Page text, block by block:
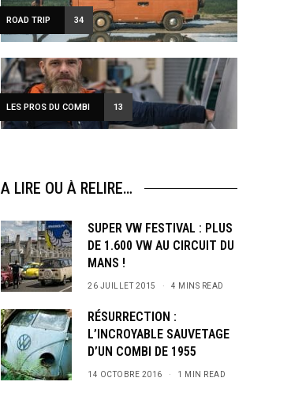
ROAD TRIP 34
LES PROS DU COMBI 13
A LIRE OU À RELIRE…
SUPER VW FESTIVAL : PLUS
DE 1.600 VW AU CIRCUIT DU
MANS !
26 JUILLET 2015 4 MINS READ
RÉSURRECTION :
L’INCROYABLE SAUVETAGE
D’UN COMBI DE 1955
14 OCTOBRE 2016 1 MIN READ